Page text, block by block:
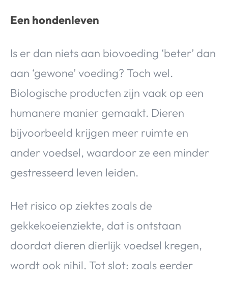
Een hondenleven
Is er dan niets aan biovoeding ‘beter’ dan
aan ‘gewone’ voeding? Toch wel.
Biologische producten zijn vaak op een
humanere manier gemaakt. Dieren
bijvoorbeeld krijgen meer ruimte en
ander voedsel, waardoor ze een minder
gestresseerd leven leiden.
Het risico op ziektes zoals de
gekkekoeienziekte, dat is ontstaan
doordat dieren dierlijk voedsel kregen,
wordt ook nihil. Tot slot: zoals eerder